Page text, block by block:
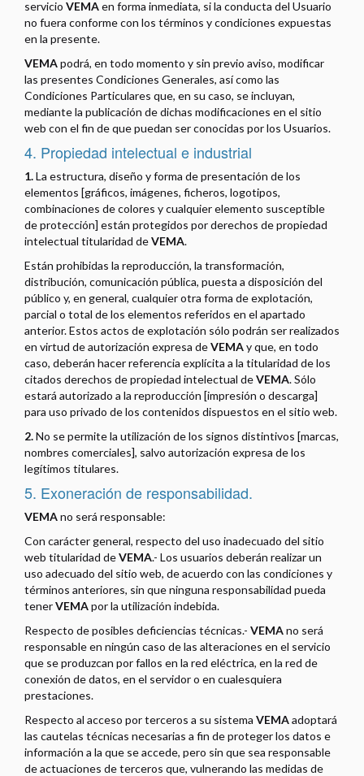
servicio VEMAen forma inmediata, si la conducta del Usuario
no fuera conforme con los términos y condiciones expuestas
en la presente.
VEMApodrá, en todo momento y sin previo aviso, modificar
las presentes Condiciones Generales, así como las
Condiciones Particulares que, en su caso, se incluyan,
mediante la publicación de dichas modificaciones en el sitio
web con el fin de que puedan ser conocidas por los Usuarios.
4. Propiedad intelectual e industrial
1.La estructura, diseño y forma de presentación de los
elementos [gráficos, imágenes, ficheros, logotipos,
combinaciones de colores y cualquier elemento susceptible
de protección] están protegidos por derechos de propiedad
intelectual titularidad deVEMA.
Están prohibidas la reproducción, la transformación,
distribución, comunicación pública, puesta a disposición del
público y, en general, cualquier otra forma de explotación,
parcial o total de los elementos referidos en el apartado
anterior. Estos actos de explotación sólo podrán ser realizados
en virtud de autorización expresa deVEMAy que, en todo
caso, deberán hacer referencia explícita a la titularidad de los
citados derechos de propiedad intelectual deVEMA. Sólo
estará autorizado a la reproducción [impresión o descarga]
para uso privado de los contenidos dispuestos en el sitio web.
2.No se permite la utilización de los signos distintivos [marcas,
nombres comerciales], salvo autorización expresa de los
legítimos titulares.
5. Exoneración de responsabilidad.
VEMAno será responsable:
Con carácter general, respecto del uso inadecuado del sitio
web titularidad deVEMA.- Los usuarios deberán realizar un
uso adecuado del sitio web, de acuerdo con las condiciones y
términos anteriores, sin que ninguna responsabilidad pueda
tenerVEMApor la utilización indebida.
Respecto de posibles deficiencias técnicas.- VEMAno será
responsable en ningún caso de las alteraciones en el servicio
que se produzcan por fallos en la red eléctrica, en la red de
conexión de datos, en el servidor o en cualesquiera
prestaciones.
Respecto al acceso por terceros a su sistema VEMAadoptará
las cautelas técnicas necesarias a fin de proteger los datos e
información a la que se accede, pero sin que sea responsable
de actuaciones de terceros que, vulnerando las medidas de